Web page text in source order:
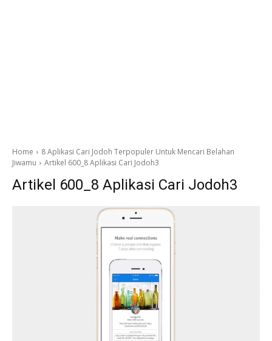
Home
8 Aplikasi Cari Jodoh Terpopuler Untuk Mencari Belahan
Jiwamu
Artikel 600_8 Aplikasi Cari Jodoh3
Artikel 600_8 Aplikasi Cari Jodoh3